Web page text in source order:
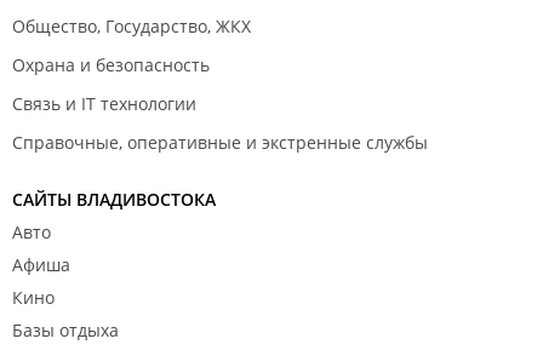
Общество, Государство, ЖКХ
Охрана и безопасность
Связь и IT технологии
Справочные, оперативные и экстренные службы
САЙТЫ ВЛАДИВОСТОКА
Авто
Афиша
Кино
Базы отдыха